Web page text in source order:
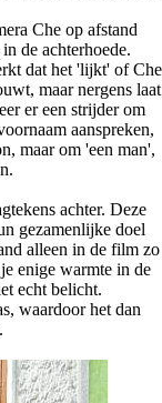
Che op afstand
de achterhoede.
dat het 'lijkt' of Che
maar nergens laat
er een strijder om
aanspreken,
maar om 'een man',
achter. Deze
gezamenlijke doel
alleen in de film zo
enige warmte in de
echt belicht.
waardoor het dan